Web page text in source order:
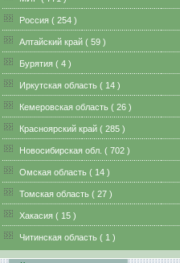
Pоссия ( 254 )
Алтайский край ( 59 )
Бурятия ( 4 )
Иркутская область ( 14 )
Кемеровская область ( 26 )
Красноярский край ( 285 )
Новосибирская обл. ( 702 )
Омская область ( 14 )
Томская область ( 27 )
Хакасия ( 15 )
Читинская область ( 1 )